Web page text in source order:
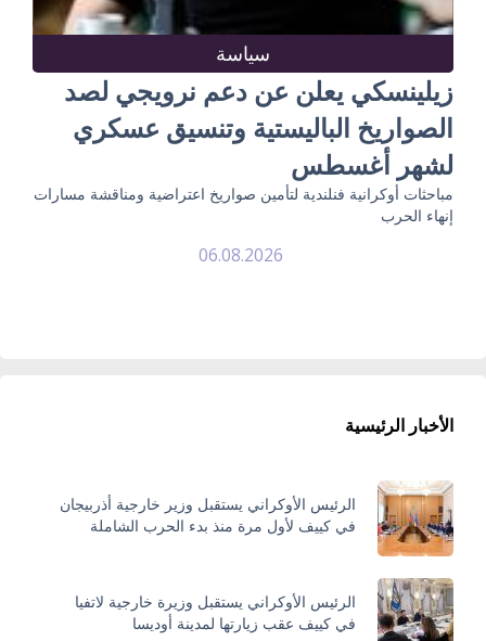
سياسة
زيلينسكي يعلن عن دعم نرويجي لصد
الصواريخ الباليستية وتنسيق عسكري
لشهر أغسطس
مباحثات أوكرانية فنلندية لتأمين صواريخ اعتراضية ومناقشة مسارات
إنهاء الحرب
06.08.2026
الأخبار الرئيسية
الرئيس الأوكراني يستقبل وزير خارجية أذربيجان
في كييف لأول مرة منذ بدء الحرب الشاملة
الرئيس الأوكراني يستقبل وزيرة خارجية لاتفيا
في كييف عقب زيارتها لمدينة أوديسا